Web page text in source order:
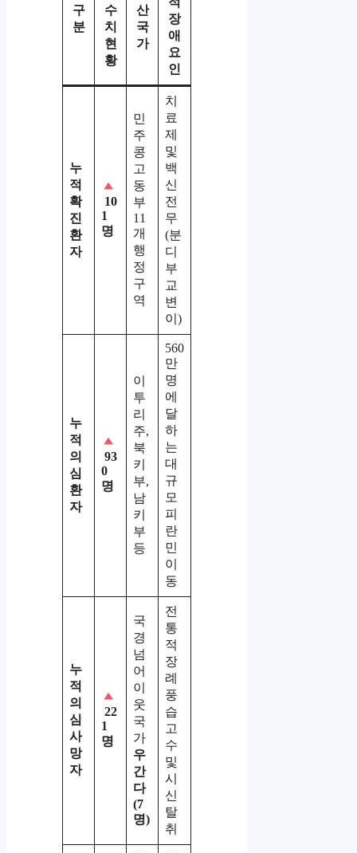
구
분
수
치
현
황
산
국
가
장
애
요
인
누
적
확
진
환
자
10
1
명
민
주
콩
고
동
부
11
개
행
정
구
역
치
료
제
및
백
신
전
무
(분
디
부
교
변
이)
누
적
의
심
환
자
93
0
명
이
투
리
주,
북
키
부,
남
키
부
등
560
만
명
에
달
하
는
대
규
모
피
란
민
이
동
누
적
의
심
사
망
자
22
1
명
국
경
넘
어
이
웃
국
가
우
간
다
(7
명)
전
통
적
장
례
풍
습
고
수
및
시
신
탈
취